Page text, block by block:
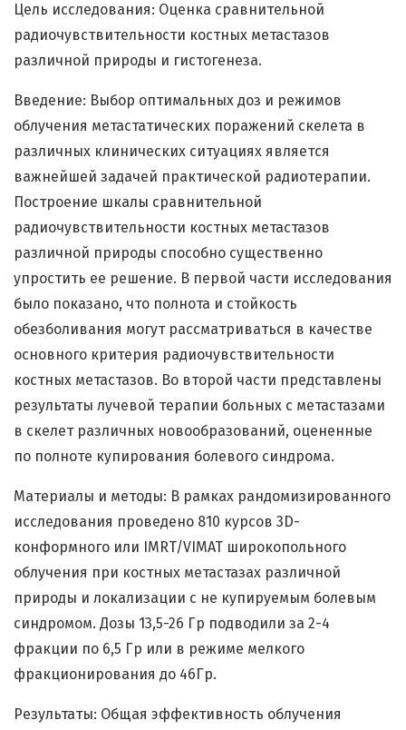
Цель исследования: Оценка сравнительной
радиочувствительности костных метастазов
различной природы и гистогенеза.
Введение: Выбор оптимальных доз и режимов
облучения метастатических поражений скелета в
различных клинических ситуациях является
важнейшей задачей практической радиотерапии.
Построение шкалы сравнительной
радиочувствительности костных метастазов
различной природы способно существенно
упростить ее решение. В первой части исследования
было показано, что полнота и стойкость
обезболивания могут рассматриваться в качестве
основного критерия радиочувствительности
костных метастазов. Во второй части представлены
результаты лучевой терапии больных с метастазами
в скелет различных новообразований, оцененные
по полноте купирования болевого синдрома.
Материалы и методы: В рамках рандомизированного
исследования проведено 810 курсов 3D-
конформного или IMRT/VIMAT широкопольного
облучения при костных метастазах различной
природы и локализации с не купируемым болевым
синдромом. Дозы 13,5-26 Гр подводили за 2-4
фракции по 6,5 Гр или в режиме мелкого
фракционирования до 46Гр.
Результаты: Общая эффективность облучения